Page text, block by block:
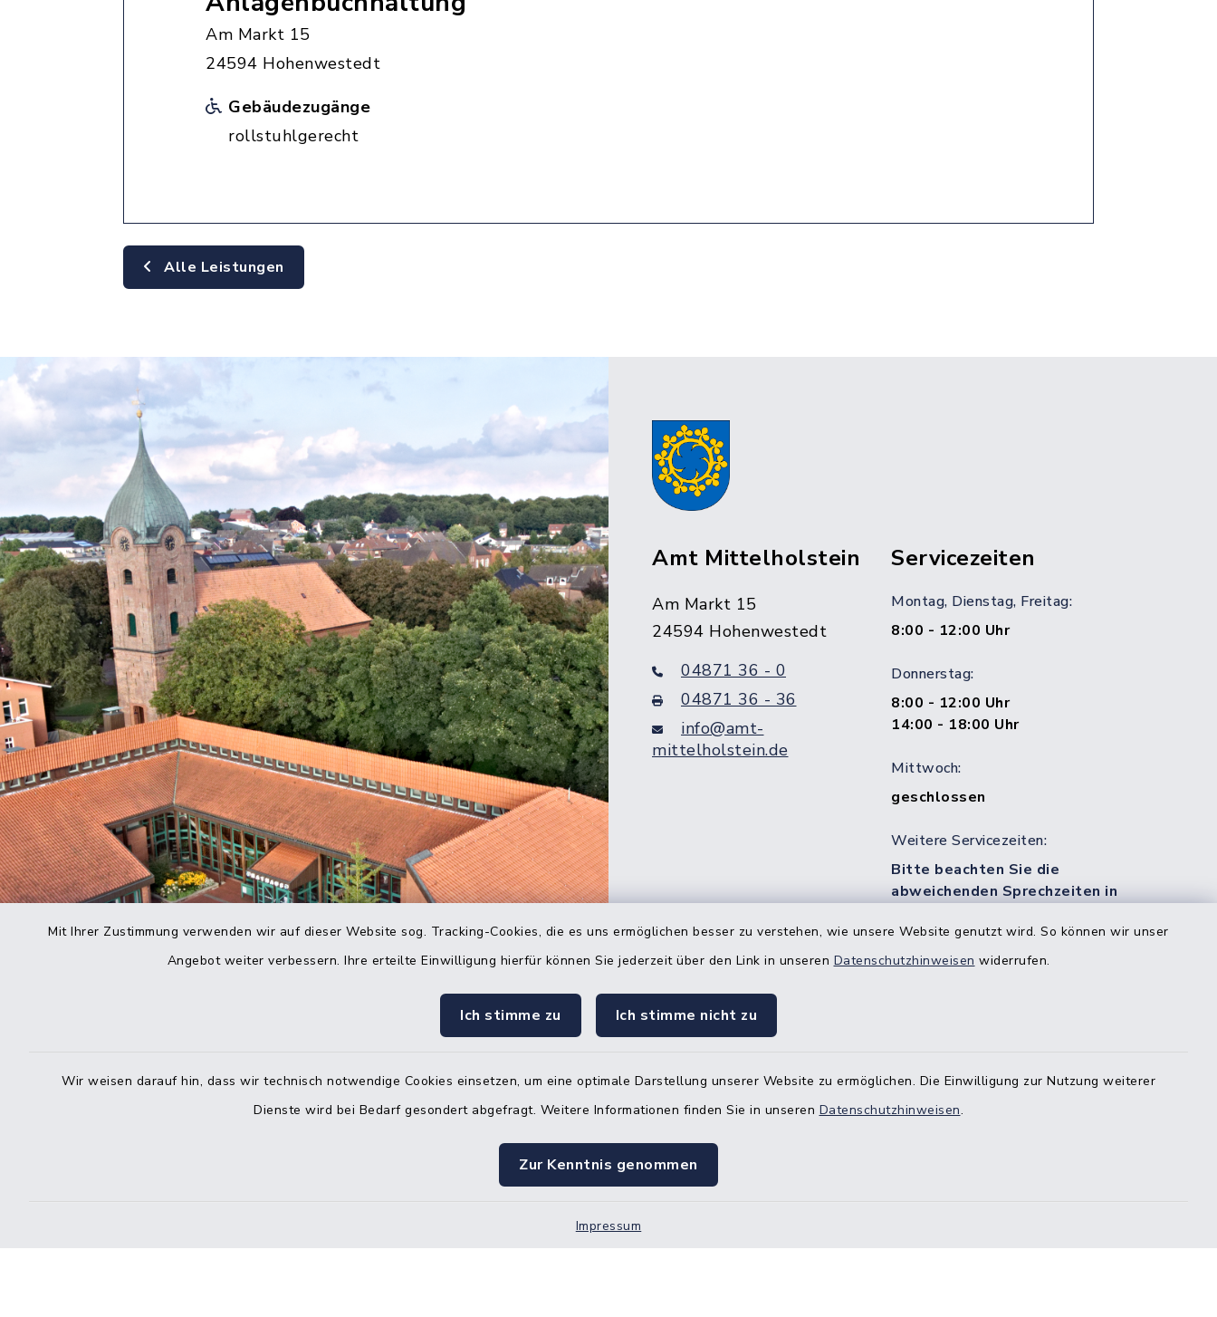
Mit Ihrer Zustimmung verwenden wir auf dieser Website sog. Tracking-Cookies, die es uns ermöglichen besser zu verstehen, wie unsere Website genutzt wird. So können wir unser
Angebot weiter verbessern. Ihre erteilte Einwilligung hierfür können Sie jederzeit über den Link in unseren Datenschutzhinweisen widerrufen.
Ich stimme zu Ich stimme nicht zu
Wir weisen darauf hin, dass wir technisch notwendige Cookies einsetzen, um eine optimale Darstellung unserer Website zu ermöglichen. Die Einwilligung zur Nutzung weiterer
Dienste wird bei Bedarf gesondert abgefragt. Weitere Informationen finden Sie in unseren Datenschutzhinweisen.
Zur Kenntnis genommen
Impressum
Am Markt 15
24594 Hohenwestedt
Gebäudezugänge
rollstuhlgerecht
Alle Leistungen
Amt Mittelholstein
Am Markt 15
24594 Hohenwestedt
04871 36 - 0
04871 36 - 36
info@amt-
mittelholstein.de
Servicezeiten
Montag, Dienstag, Freitag:
8:00 - 12:00 Uhr
Donnerstag:
8:00 - 12:00 Uhr
14:00 - 18:00 Uhr
Mittwoch:
geschlossen
Weitere Servicezeiten:
Bitte beachten Sie die
abweichenden Sprechzeiten in
Quicklinks
Bürgerbüro Hohenwestedt
Bürgerbüro Aukrug
Bürgerbüro Hanerau-
Hademarschen
KFZ-Zulassungsbehörde